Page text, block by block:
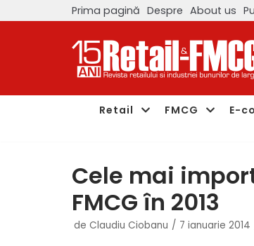
Prima pagină Despre About us
Retail FMCG E-
Cele mai
FMCG în 2013
de Claudiu Ciobanu 7 ianuarie 2014